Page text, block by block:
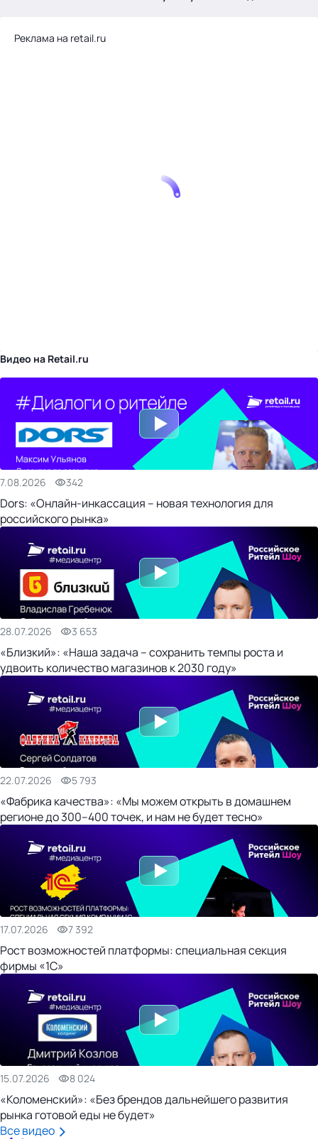
Реклама на retail.ru
Видео на Retail.ru
7.08.2026 342
Dors: «Онлайн-инкассация – новая технология для
российского рынка»
28.07.2026 3 653
«Близкий»: «Наша задача – сохранить темпы роста и
удвоить количество магазинов к 2030 году»
22.07.2026 5 793
«Фабрика качества»: «Мы можем открыть в домашнем
регионе до 300–400 точек, и нам не будет тесно»
17.07.2026 7 392
Рост возможностей платформы: специальная секция
фирмы «1С»
15.07.2026 8 024
«Коломенский»: «Без брендов дальнейшего развития
рынка готовой еды не будет»
Все видео